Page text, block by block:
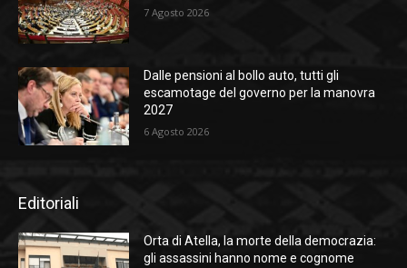
7 Agosto 2026
Dalle pensioni al bollo auto, tutti gli
escamotage del governo per la manovra
2027
6 Agosto 2026
Editoriali
Orta di Atella, la morte della democrazia:
gli assassini hanno nome e cognome